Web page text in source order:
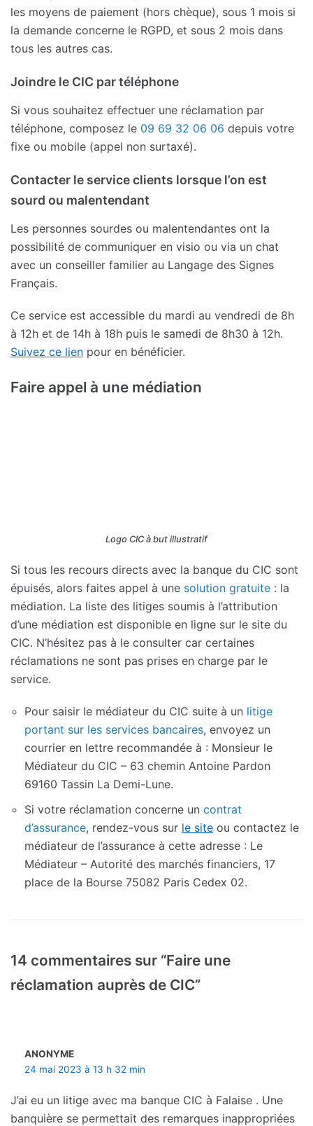
les moyens de paiement (hors chèque), sous 1 mois si
la demande concerne le RGPD, et sous 2 mois dans
tous les autres cas.
Joindre le CIC par téléphone
Si vous souhaitez effectuer une réclamation par
téléphone, composez le 09 69 32 06 06 depuis votre
fixe ou mobile (appel non surtaxé).
Contacter le service clients lorsque l’on est
sourd ou malentendant
Les personnes sourdes ou malentendantes ont la
possibilité de communiquer en visio ou via un chat
avec un conseiller familier au Langage des Signes
Français.
Ce service est accessible du mardi au vendredi de 8h
à 12h et de 14h à 18h puis le samedi de 8h30 à 12h.
Suivez ce lien pour en bénéficier.
Faire appel à une médiation
Logo CIC à but illustratif
Si tous les recours directs avec la banque du CIC sont
épuisés, alors faites appel à une solution gratuite : la
médiation. La liste des litiges soumis à l’attribution
d’une médiation est disponible en ligne sur le site du
CIC. N’hésitez pas à le consulter car certaines
réclamations ne sont pas prises en charge par le
service.
Pour saisir le médiateur du CIC suite à un litige
portant sur les services bancaires, envoyez un
courrier en lettre recommandée à : Monsieur le
Médiateur du CIC – 63 chemin Antoine Pardon
69160 Tassin La Demi-Lune.
Si votre réclamation concerne un contrat
d’assurance, rendez-vous sur le site ou contactez le
médiateur de l’assurance à cette adresse : Le
Médiateur – Autorité des marchés financiers, 17
place de la Bourse 75082 Paris Cedex 02.
14 commentaires sur “Faire une
réclamation auprès de CIC”
ANONYME
24 mai 2023 à 13 h 32 min
J’ai eu un litige avec ma banque CIC à Falaise . Une
banquière se permettait des remarques inappropriées